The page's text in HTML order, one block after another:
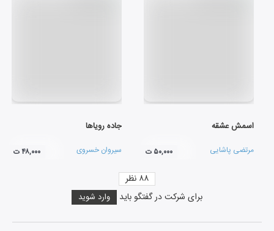
اسمش عشقه
مرتضی پاشایی ۵۰,۰۰۰ ت
جاده رویاها
سیروان خسروی ۴۸,۰۰۰ ت
برای شرکت در گفتگو باید وارد شوید
۸۸ نظر